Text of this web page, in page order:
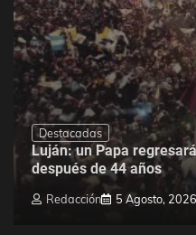
Destacadas
Luján: un Papa
después de 44 años
Redacción 5 Agosto, 2026